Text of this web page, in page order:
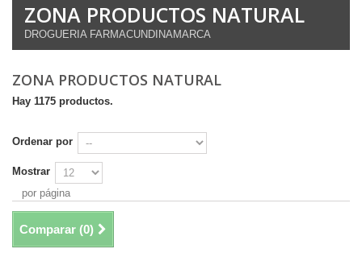
ZONA PRODUCTOS NATURAL
DROGUERIA FARMACUNDINAMARCA
ZONA PRODUCTOS NATURAL
Hay 1175 productos.
Ordenar por
Mostrar
por página
Comparar (0)